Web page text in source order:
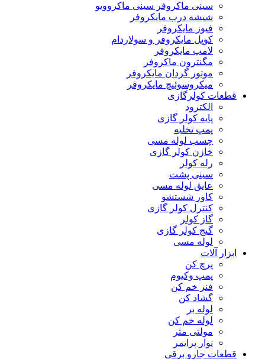
سینی ماکروفر سینی ماکروویو
شیشه درب مایکروفر
فیوز مایکروفر
کوپل مایکروفر و سولاردام
لامپ مایکروفر
مگنترون ماکروفر
موتور گردان مایکروفر
میکروسوئیچ مایکروفر
قطعات کولرگازی
الکترود
پایه کولر گازی
پمپ تخلیه
چسب لوله مسی
خازن کولر گازی
رله کولر
سینی پشت
عایق لوله مسی
کاور شستشو
کنترل کولر گازی
گاز کولر
گیج کولر گازی
لوله مسی
ابزار آلات
پرچ کن
پمپ وکیوم
فنر خم کن
گشاد کن
لوله بر
لوله خم کن
مولتی متر
نوار پرایمر
قطعات جارو برقی